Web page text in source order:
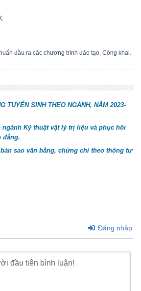
đầu ra các chương trình đào tạo Công khai
TUYỂN SINH THEO NGÀNH, NĂM 2023-
Kỹ thuật vật lý trị liệu và phục hồi
đẳng.
sao văn bằng, chứng chỉ theo thông tư
Đăng nhập